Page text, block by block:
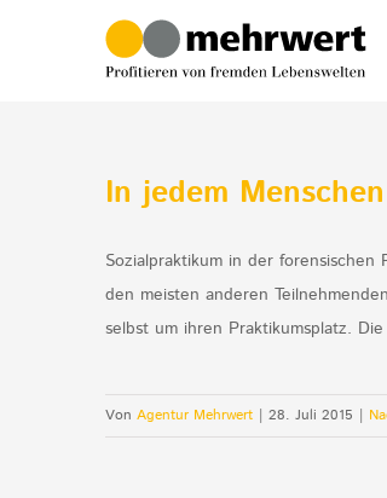
In jedem
Sozialpraktikum in der
den meisten anderen
selbst um ihren Praktikumsplatz.
Von Agentur Mehrwert | 28. Juli 2015 |